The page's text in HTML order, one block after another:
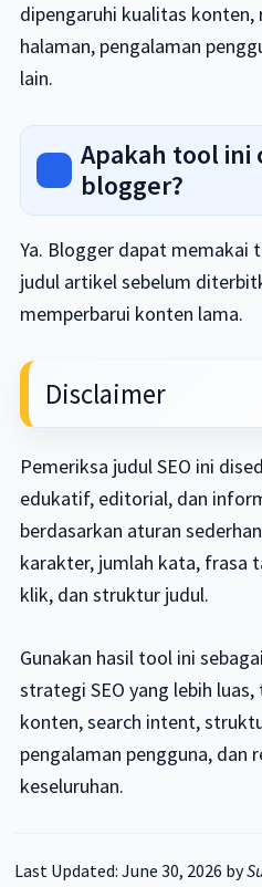
dipengaruhi kualitas
halaman, pengalaman
lain.
Apakah tool ini
blogger?
Ya. Blogger dapat memakai
judul artikel sebelum
memperbarui konten lama.
Disclaimer
Pemeriksa judul SEO ini
edukatif, editorial, dan
berdasarkan aturan
karakter, jumlah kata, frasa
klik, dan struktur judul.
Gunakan hasil tool ini
strategi SEO yang lebih
konten, search intent,
pengalaman pengguna, dan
keseluruhan.
Last Updated: June 30, 2026 by